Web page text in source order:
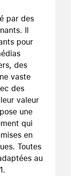
par des
Il
pour
des
vaste
des
valeur
une
qui
en
Toutes
au